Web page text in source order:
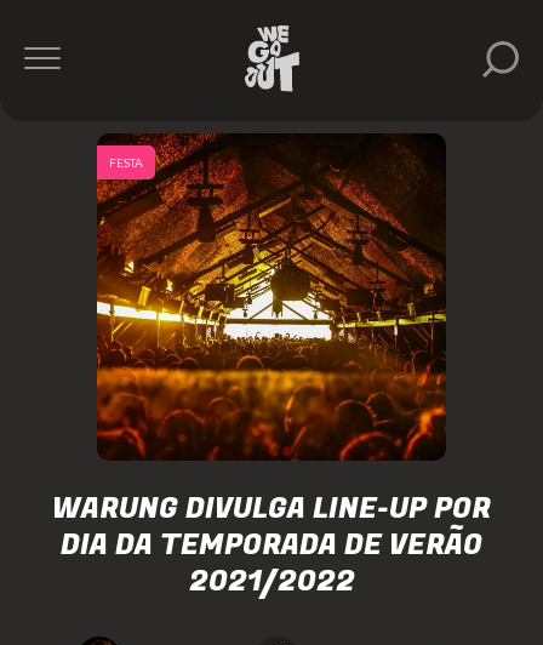
WARUNG DIVULGA LINE-UP POR
DIA DA TEMPORADA DE VERÃO
2021/2022
FESTA